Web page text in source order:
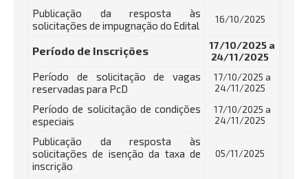
Publicação da resposta às
solicitações de impugnação do Edital
16/10/2025
Período de Inscrições
17/10/2025 a
24/11/2025
Período de solicitação de vagas
reservadas para PcD
17/10/2025 a
24/11/2025
Período de solicitação de condições
especiais
17/10/2025 a
24/11/2025
Publicação da resposta às
solicitações de isenção da taxa de
inscrição
05/11/2025